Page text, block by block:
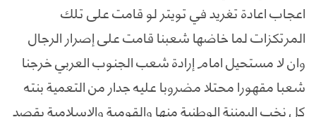
اعجاب اعادة تغريد في تويتر لو قامت على تلك
المرتكزات لما خاضها شعبنا قامت على إصرار الرجال
وان لا مستحيل امام إرادة شعب الجنوب العربي خرجنا
شعبا مقهورا محتلا مضروبا عليه جدار من التعمية بنته
كل نخب اليمننة الوطنية منها والقومية والإسلامية بقصد